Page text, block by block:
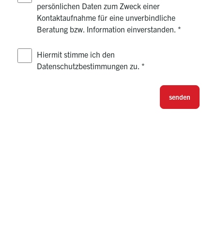
persönlichen Daten zum Zweck einer
Kontaktaufnahme für eine unverbindliche
Beratung bzw. Information einverstanden. *
Hiermit stimme ich den
Datenschutzbestimmungen zu. *
senden